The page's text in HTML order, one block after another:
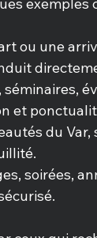
ou une
séminaires,
et
du
soirées,